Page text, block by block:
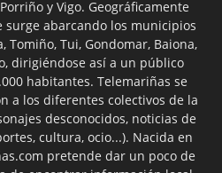
y Vigo. Geográficamente
abarcando los municipios
Tomiño, Tui, Gondomar, Baiona,
dirigiéndose así a un público
habitantes. Telemariñas se
a los diferentes colectivos de la
desconocidos, noticias de
cultura, ocio...). Nacida en
pretende dar un poco de